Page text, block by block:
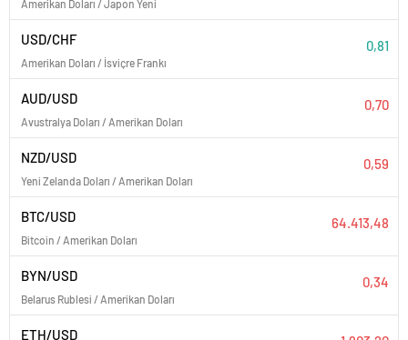
Amerikan Doları / Japon Yeni
USD/CHF
Amerikan Doları / İsviçre Frankı
0,81
AUD/USD
Avustralya Doları / Amerikan Doları
0,70
NZD/USD
Yeni Zelanda Doları / Amerikan Doları
0,59
BTC/USD
Bitcoin / Amerikan Doları
64.413,48
BYN/USD
Belarus Rublesi / Amerikan Doları
0,34
ETH/USD